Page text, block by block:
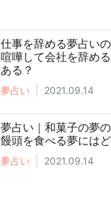
仕事を辞める夢占い
喧嘩して会社を辞め
ある？
夢占い 2021.09.14
夢占い｜和菓子の夢
饅頭を食べる夢には
夢占い 2021.09.14